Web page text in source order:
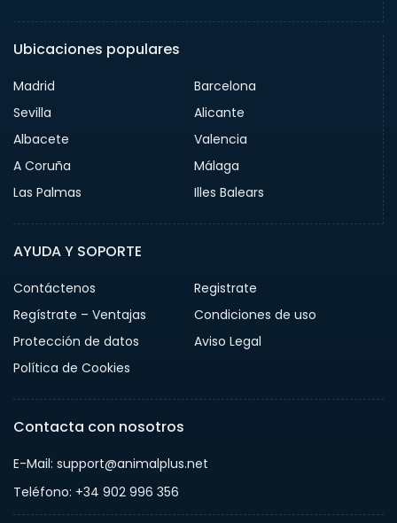
Ubicaciones populares
Madrid
Barcelona
Sevilla
Alicante
Albacete
Valencia
A Coruña
Málaga
Las Palmas
Illes Balears
AYUDA Y SOPORTE
Contáctenos
Registrate
Regístrate – Ventajas
Condiciones de uso
Protección de datos
Aviso Legal
Política de Cookies
Contacta con nosotros
E-Mail: support@animalplus.net
Teléfono: +34 902 996 356